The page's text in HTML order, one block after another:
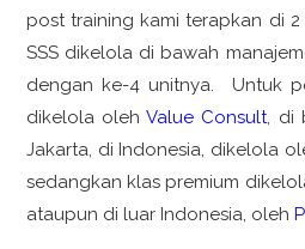
post training kami terapkan di
SSS dikelola di bawah
dengan ke-4 unitnya. Untuk
dikelola olehValue Consult, di
Jakarta, di Indonesia, dikelola
sedangkan klas premium
ataupun di luar Indonesia, oleh